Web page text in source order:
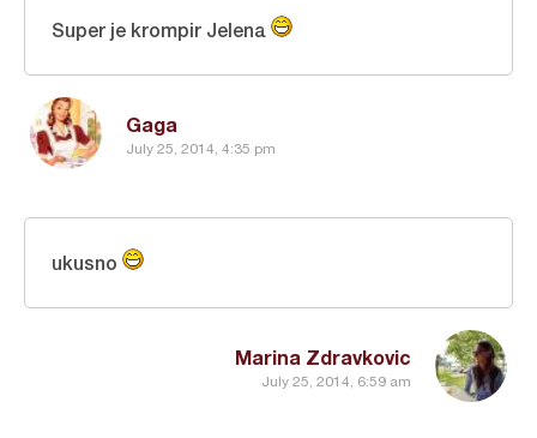
Gaga
July 25, 2014, 4:35 pm
Super je krompir Jelena
Marina Zdravkovic
July 25, 2014, 6:59 am
ukusno